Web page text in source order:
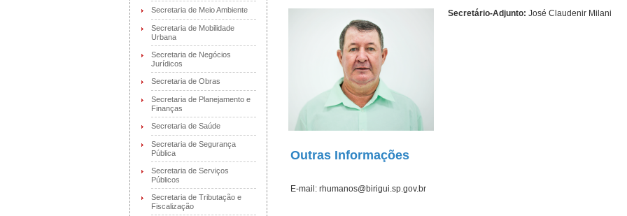
Secretaria de Meio Ambiente
Secretaria de Mobilidade
Urbana
Secretaria de Negócios
Jurídicos
Secretaria de Obras
Secretaria de Planejamento e
Finanças
Secretaria de Saúde
Secretaria de Segurança
Pública
Secretaria de Serviços
Públicos
Secretaria de Tributação e
Fiscalização
Secretário-Adjunto: José Claudenir Milani
Outras Informações
E-mail: rhumanos@birigui.sp.gov.br